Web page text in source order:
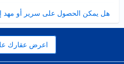
هل يمكن الحصول على سرير أو مهد
مصغر
اعرض عقارك